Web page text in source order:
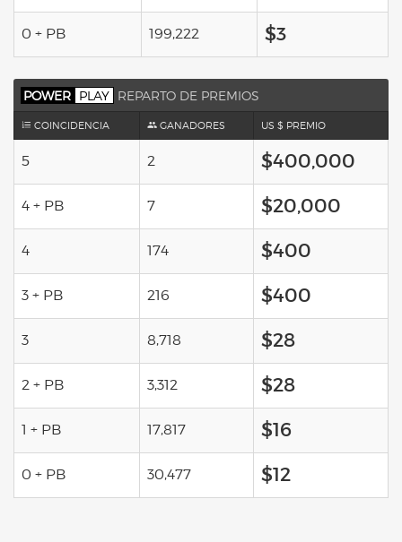
0 + PB 199,222 $3
POWER PLAY REPARTO DE PREMIOS
COINCIDENCIA GANADORES US $ PREMIO
5 2 $400,000
4 + PB 7 $20,000
4 174 $400
3 + PB 216 $400
3 8,718 $28
2 + PB 3,312 $28
1 + PB 17,817 $16
0 + PB 30,477 $12